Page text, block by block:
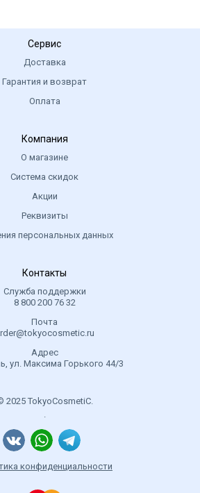
Сервис
Доставка
Гарантия и возврат
Оплата
Компания
О магазине
Система скидок
Акции
Реквизиты
персональных данных
Контакты
Служба поддержки
8 800 200 76 32
Почта
Адрес
ул. Максима Горького 44/3
2025 TokyoCosmetiC.
.
конфиденциальности